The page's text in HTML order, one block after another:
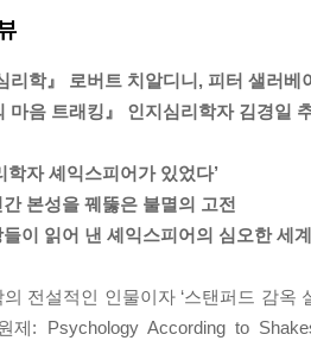
것인지를 결정해야 하고, 맥베스는
사실은 사회심리학자들이 반복적으
뜻밖에도 살다 보면 만나는 상황, 즉
믿는 가치들과 일치하는 방향으로 합
리학』 로버트 치알디니, 피터 샐러
마음 트래킹』 인지심리학자 김경일
학자 셰익스피어가 있었다’
본성을 꿰뚫은 불멸의 고전
이 읽어 낸 셰익스피어의 심오한 세계
전설적인 인물이자 ‘스탠퍼드 감옥
제: Psychology According to